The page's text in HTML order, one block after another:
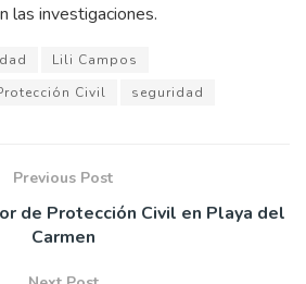
las investigaciones.
Lili Campos
Civil seguridad
Previous Post
de Protección Civil en Playa del
Carmen